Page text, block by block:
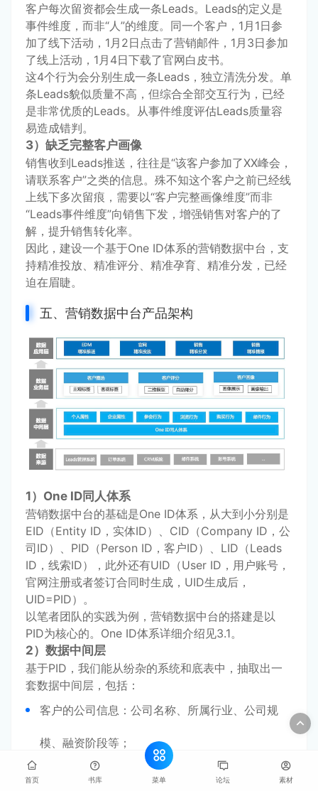
客户每次留资都会生成一条Leads。Leads的定义是
事件维度，而非“人”的维度。同一个客户，1月1日参
加了线下活动，1月2日点击了营销邮件，1月3日参加
了线上活动，1月4日下载了官网白皮书。
这4个行为会分别生成一条Leads，独立清洗分发。单
条Leads貌似质量不高，但综合全部交互行为，已经
是非常优质的Leads。从事件维度评估Leads质量容
易造成错判。
3）缺乏完整客户画像
销售收到Leads推送，往往是“该客户参加了XX峰会，
请联系客户”之类的信息。殊不知这个客户之前已经线
上线下多次留痕，需要以“客户完整画像维度”而非
“Leads事件维度”向销售下发，增强销售对客户的了
解，提升销售转化率。
因此，建设一个基于One ID体系的营销数据中台，支
持精准投放、精准评分、精准孕育、精准分发，已经
迫在眉睫。
五、营销数据中台产品架构
1）One ID同人体系
营销数据中台的基础是One ID体系，从大到小分别是
EID（Entity ID，实体ID）、CID（Company ID，公
司ID）、PID（Person ID，客户ID）、LID（Leads
ID，线索ID），此外还有UID（User ID，用户账号，
官网注册或者签订合同时生成，UID生成后，
UID=PID）。
以笔者团队的实践为例，营销数据中台的搭建是以
PID为核心的。One ID体系详细介绍见3.1。
2）数据中间层
基于PID，我们能从纷杂的系统和底表中，抽取出一
套数据中间层，包括：
客户的公司信息：公司名称、所属行业、公司规
模、融资阶段等；
客户的个人信息：电话、邮箱、姓名、职位等；
首页 书库 菜单 论坛 素材